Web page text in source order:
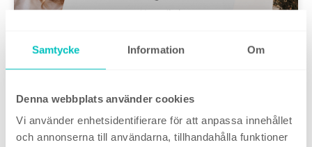
Samtycke Information Om
Denna webbplats använder cookies
Vi använder enhetsidentifierare för att anpassa innehållet
och annonserna till användarna, tillhandahålla funktioner
potentiella affärer trots att ni
annonserar i Google Ads